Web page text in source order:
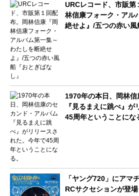
URCレコード、市販第
林信康フォーク・アル
絶せよ』/五つの赤い風
1970年の本日、岡林
『見るまえに跳べ』
45周年ということにな
「ヤング720」にアマ
RCサクセションが登場